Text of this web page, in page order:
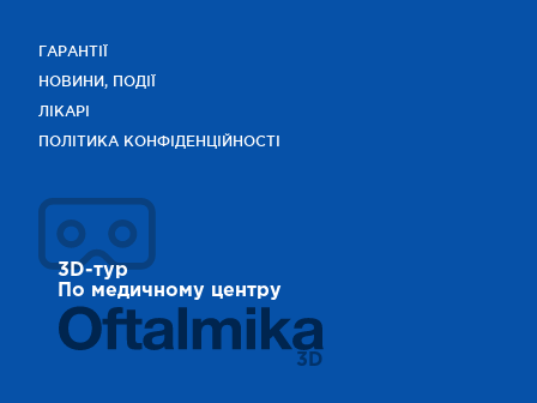
ГАРАНТІЇ
НОВИНИ, ПОДІЇ
ЛІКАРІ
ПОЛІТИКА КОНФІДЕНЦІЙНОСТІ
3D-тур
По медичному центру
3D